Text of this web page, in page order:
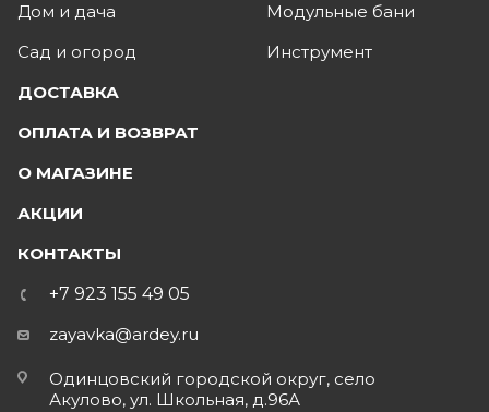
Дом и дача
Сад и огород
Модульные бани
Инструмент
ДОСТАВКА
ОПЛАТА И ВОЗВРАТ
О МАГАЗИНЕ
АКЦИИ
КОНТАКТЫ
+7 923 155 49 05
zayavka@ardey.ru
Одинцовский городской округ, село
Акулово, ул. Школьная, д.96А